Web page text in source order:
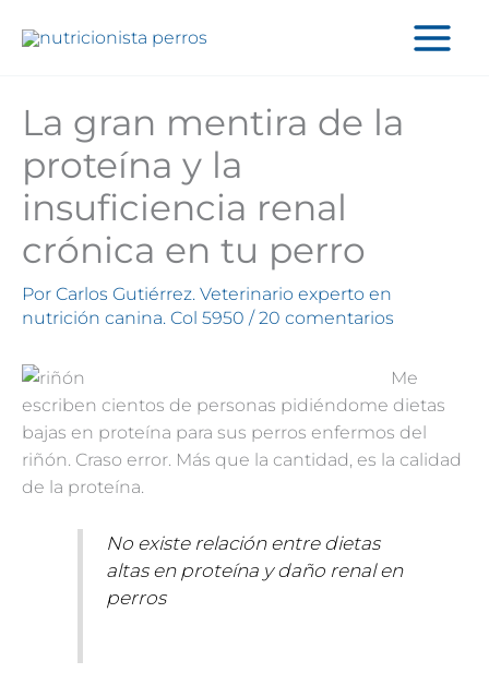
La gran mentira de la
proteína y la
insuficiencia renal
crónica en tu perro
Por Carlos Gutiérrez. Veterinario experto en
nutrición canina. Col 5950 / 20 comentarios
Me
escriben cientos de personas pidiéndome dietas
bajas en proteína para sus perros enfermos del
riñón. Craso error. Más que la cantidad, es la calidad
de la proteína.
No existe relación entre dietas
altas en proteína y daño renal en
perros